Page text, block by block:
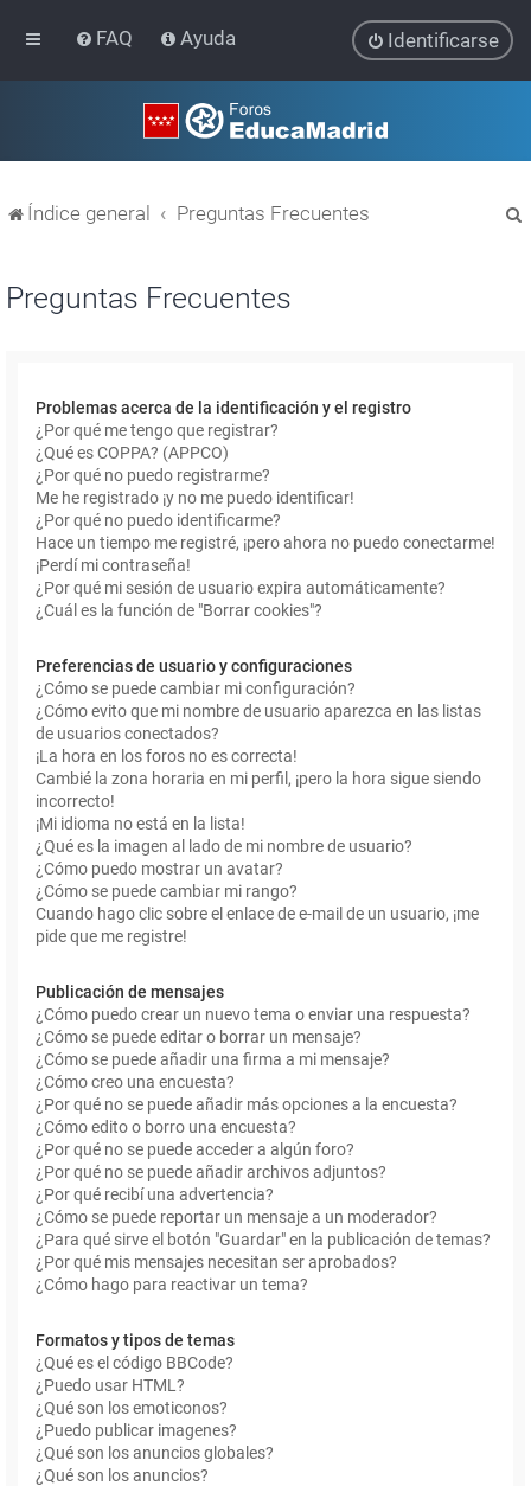
FAQ Ayuda Identificarse
Índice general Preguntas Frecuentes
Preguntas Frecuentes
Problemas acerca de la identificación y el registro
¿Por qué me tengo que registrar?
¿Qué es COPPA? (APPCO)
¿Por qué no puedo registrarme?
Me he registrado ¡y no me puedo identificar!
¿Por qué no puedo identificarme?
Hace un tiempo me registré, ¡pero ahora no puedo conectarme!
¡Perdí mi contraseña!
¿Por qué mi sesión de usuario expira automáticamente?
¿Cuál es la función de "Borrar cookies"?
Preferencias de usuario y configuraciones
¿Cómo se puede cambiar mi configuración?
¿Cómo evito que mi nombre de usuario aparezca en las listas
de usuarios conectados?
¡La hora en los foros no es correcta!
Cambié la zona horaria en mi perfil, ¡pero la hora sigue siendo
incorrecto!
¡Mi idioma no está en la lista!
¿Qué es la imagen al lado de mi nombre de usuario?
¿Cómo puedo mostrar un avatar?
¿Cómo se puede cambiar mi rango?
Cuando hago clic sobre el enlace de e-mail de un usuario, ¡me
pide que me registre!
Publicación de mensajes
¿Cómo puedo crear un nuevo tema o enviar una respuesta?
¿Cómo se puede editar o borrar un mensaje?
¿Cómo se puede añadir una firma a mi mensaje?
¿Cómo creo una encuesta?
¿Por qué no se puede añadir más opciones a la encuesta?
¿Cómo edito o borro una encuesta?
¿Por qué no se puede acceder a algún foro?
¿Por qué no se puede añadir archivos adjuntos?
¿Por qué recibí una advertencia?
¿Cómo se puede reportar un mensaje a un moderador?
¿Para qué sirve el botón "Guardar" en la publicación de temas?
¿Por qué mis mensajes necesitan ser aprobados?
¿Cómo hago para reactivar un tema?
Formatos y tipos de temas
¿Qué es el código BBCode?
¿Puedo usar HTML?
¿Qué son los emoticonos?
¿Puedo publicar imagenes?
¿Qué son los anuncios globales?
¿Qué son los anuncios?